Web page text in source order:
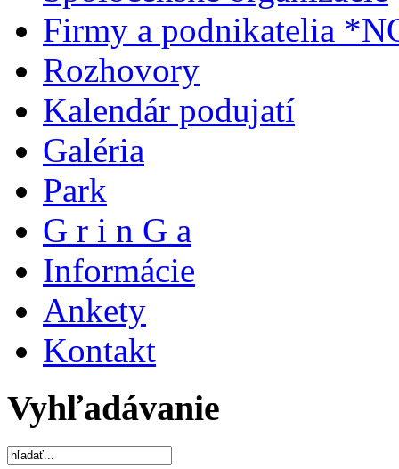
Firmy a podnikatelia
Rozhovory
Kalendár podujatí
Galéria
Park
G r i n G a
Informácie
Ankety
Kontakt
Vyhľadávanie